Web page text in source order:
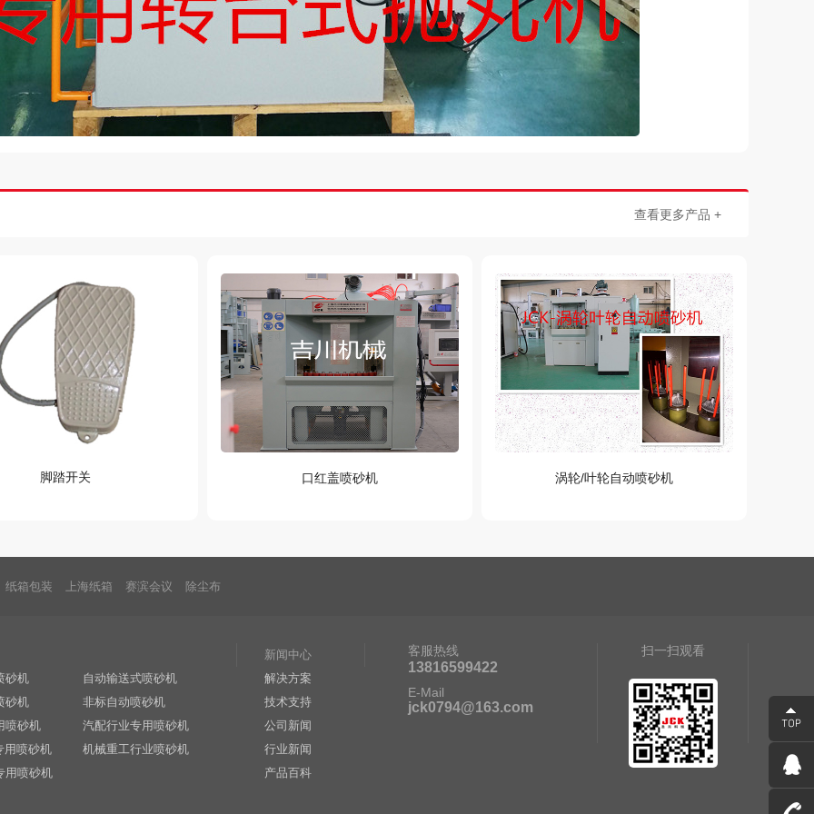
查看更多产品 +
脚踏开关 口红盖喷砂机 涡轮/叶轮自动喷砂机
纸箱包装 上海纸箱 赛滨会议 除尘布
砂机
自动输送式喷砂机
砂机
非标自动喷砂机
喷砂机
汽配行业专用喷砂机
用喷砂机
机械重工行业喷砂机
用喷砂机
新闻中心
解决方案
技术支持
公司新闻
行业新闻
产品百科
客服热线
13816599422
E-Mail
jck0794@163.com
扫一扫观看